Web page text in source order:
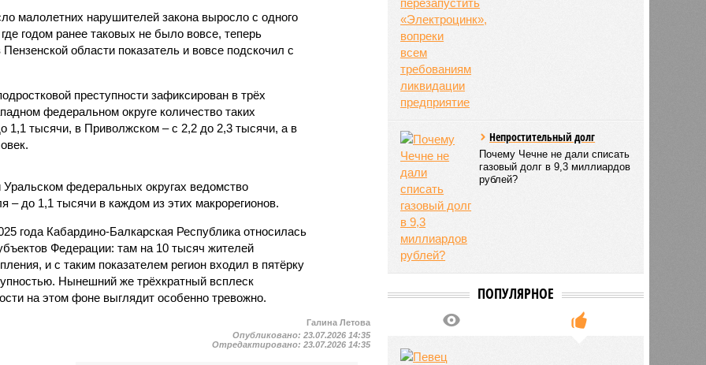
малолетних нарушителей закона выросло с одного
годом ранее таковых не было вовсе, теперь
области показатель и вовсе подскочил с
преступности зафиксирован в трёх
федеральном округе количество таких
1,1 тысячи, в Приволжском – с 2,2 до 2,3 тысячи, а в
федеральных округах ведомство
– до 1,1 тысячи в каждом из этих макрорегионов.
года Кабардино-Балкарская Республика относилась
Федерации: там на 10 тысяч жителей
и с таким показателем регион входил в пятёрку
Нынешний же трёхкратный всплеск
на этом фоне выглядит особенно тревожно.
Галина Летова
Опубликовано:23.07.2026 14:35
Отредактировано:23.07.2026 14:35
Непростительный долг
Почему Чечне не дали списать
газовый долг в 9,3 миллиардов
рублей?
ПОПУЛЯРНОЕ